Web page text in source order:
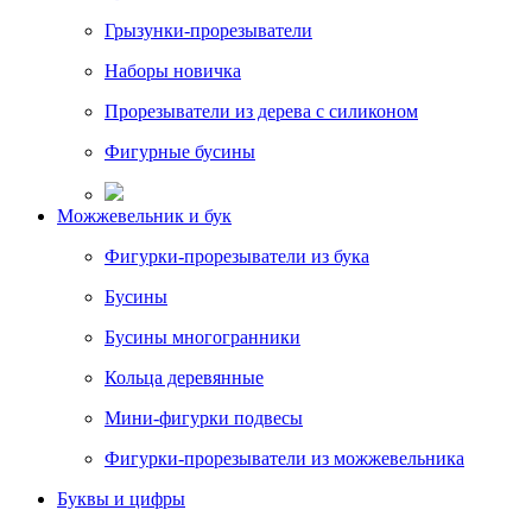
Грызунки-прорезыватели
Наборы новичка
Прорезыватели из дерева с силиконом
Фигурные бусины
Можжевельник и бук
Фигурки-прорезыватели из бука
Бусины
Бусины многогранники
Кольца деревянные
Мини-фигурки подвесы
Фигурки-прорезыватели из можжевельника
Буквы и цифры